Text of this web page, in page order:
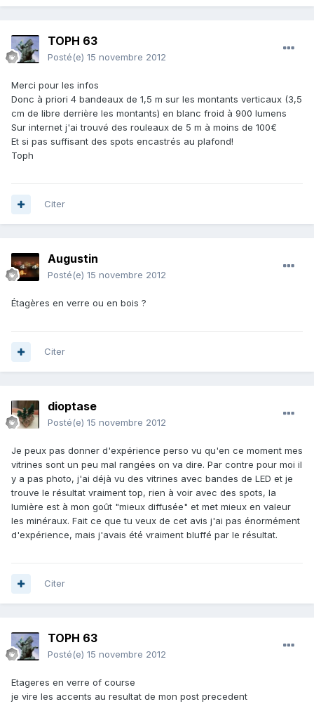
TOPH 63
Posté(e) 15 novembre 2012
Merci pour les infos
Donc à priori 4 bandeaux de 1,5 m sur les montants verticaux (3,5
cm de libre derrière les montants) en blanc froid à 900 lumens
Sur internet j'ai trouvé des rouleaux de 5 m à moins de 100€
Et si pas suffisant des spots encastrés au plafond!
Toph
Citer
Augustin
Posté(e) 15 novembre 2012
Étagères en verre ou en bois ?
Citer
dioptase
Posté(e) 15 novembre 2012
Je peux pas donner d'expérience perso vu qu'en ce moment mes
vitrines sont un peu mal rangées on va dire. Par contre pour moi il
y a pas photo, j'ai déjà vu des vitrines avec bandes de LED et je
trouve le résultat vraiment top, rien à voir avec des spots, la
lumière est à mon goût "mieux diffusée" et met mieux en valeur
les minéraux. Fait ce que tu veux de cet avis j'ai pas énormément
d'expérience, mais j'avais été vraiment bluffé par le résultat.
Citer
TOPH 63
Posté(e) 15 novembre 2012
Etageres en verre of course
je vire les accents au resultat de mon post precedent